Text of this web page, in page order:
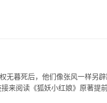
无暮死后，他们像张风一样另
来阅读《狐妖小红娘》原著提